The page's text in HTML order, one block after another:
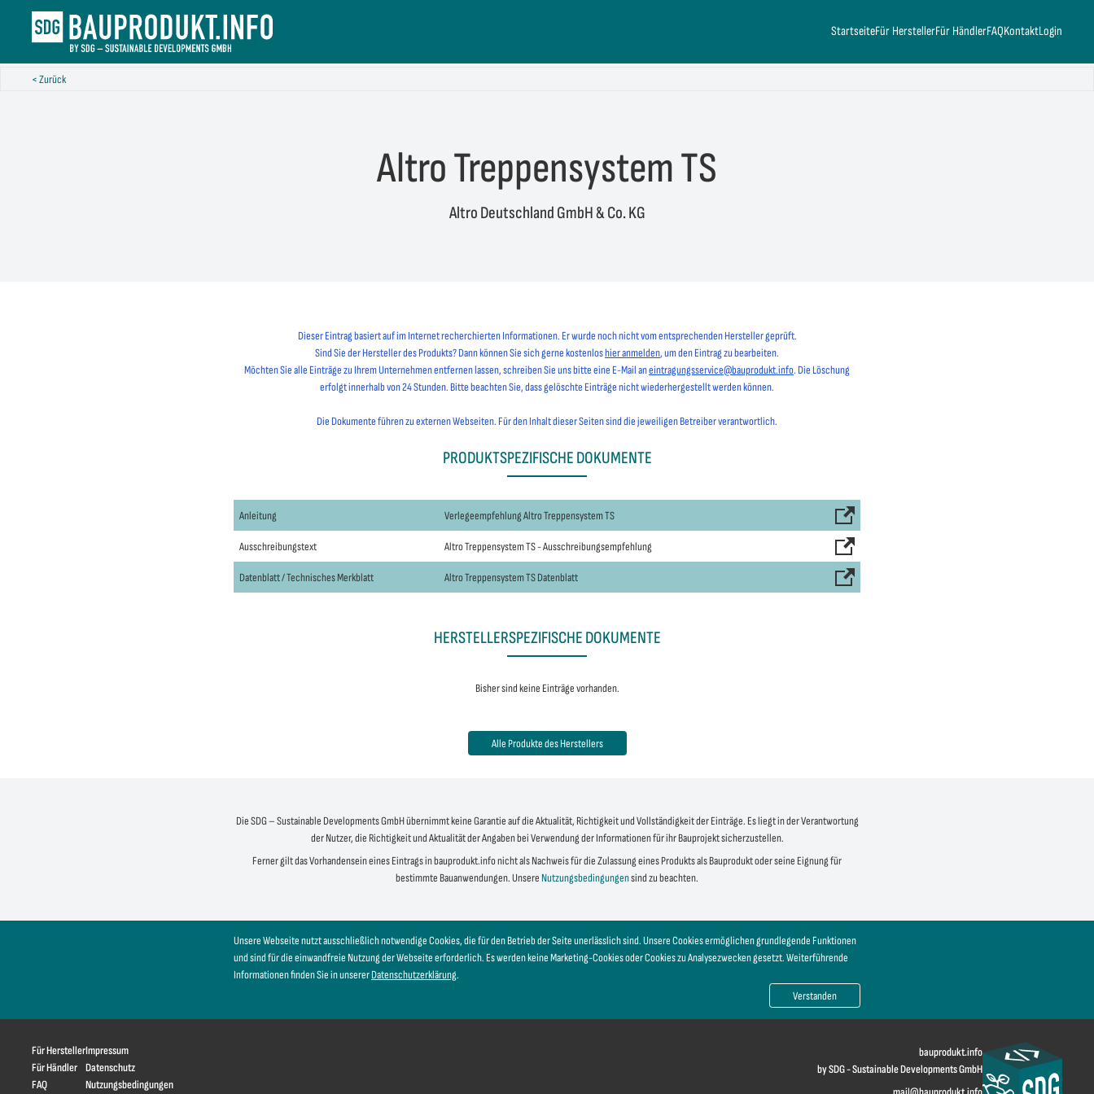
StartseiteFür HerstellerFür HändlerFAQKontaktLogin
< Zurück
Altro Treppensystem TS
Altro Deutschland GmbH & Co. KG
Dieser Eintrag basiert auf im Internet recherchierten Informationen. Er wurde noch nicht vom entsprechenden Hersteller geprüft.
Sind Sie der Hersteller des Produkts? Dann können Sie sich gerne kostenloshier anmelden, um den Eintrag zu bearbeiten.
Möchten Sie alle Einträge zu Ihrem Unternehmen entfernen lassen, schreiben Sie uns bitte eine E-Mail aneintragungsservice@bauprodukt.info. Die Löschung
erfolgt innerhalb von 24 Stunden. Bitte beachten Sie, dass gelöschte Einträge nicht wiederhergestellt werden können.
Die Dokumente führen zu externen Webseiten. Für den Inhalt dieser Seiten sind die jeweiligen Betreiber verantwortlich.
PRODUKTSPEZIFISCHE DOKUMENTE
Anleitung Verlegeempfehlung Altro Treppensystem TS
Ausschreibungstext Altro Treppensystem TS - Ausschreibungsempfehlung
Datenblatt / Technisches Merkblatt Altro Treppensystem TS Datenblatt
HERSTELLERSPEZIFISCHE DOKUMENTE
Bisher sind keine Einträge vorhanden.
Alle Produkte des Herstellers
Die SDG – Sustainable Developments GmbH übernimmt keine Garantie auf die Aktualität, Richtigkeit und Vollständigkeit der Einträge. Es liegt in der Verantwortung
der Nutzer, die Richtigkeit und Aktualität der Angaben bei Verwendung der Informationen für ihr Bauprojekt sicherzustellen.
Ferner gilt das Vorhandensein eines Eintrags in bauprodukt.info nicht als Nachweis für die Zulassung eines Produkts als Bauprodukt oder seine Eignung für
bestimmte Bauanwendungen. Unsere Nutzungsbedingungensind zu beachten.
Unsere Webseite nutzt ausschließlich notwendige Cookies, die für den Betrieb der Seite unerlässlich sind. Unsere Cookies ermöglichen grundlegende Funktionen
und sind für die einwandfreie Nutzung der Webseite erforderlich. Es werden keine Marketing-Cookies oder Cookies zu Analysezwecken gesetzt. Weiterführende
Informationen finden Sie in unsererDatenschutzerklärung.
Verstanden
Für Hersteller
Für Händler
FAQ
Impressum
Datenschutz
Nutzungsbedingungen
bauprodukt.info
by SDG - Sustainable Developments GmbH